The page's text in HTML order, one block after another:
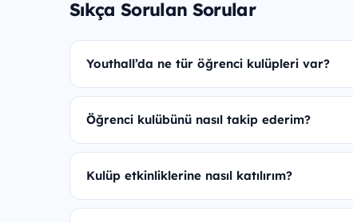
Sıkça Sorulan Sorular
Youthall’da ne tür öğrenci kulüpleri var?
Öğrenci kulübünü nasıl takip ederim?
Kulüp etkinliklerine nasıl katılırım?